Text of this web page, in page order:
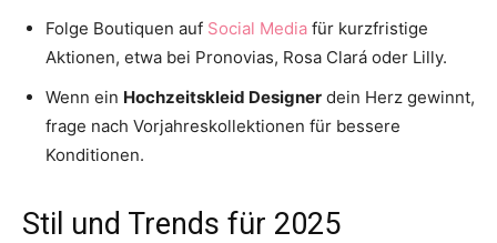
Folge Boutiquen auf Social Media für kurzfristige
Aktionen, etwa bei Pronovias, Rosa Clará oder Lilly.
Wenn ein Hochzeitskleid Designer dein Herz gewinnt,
frage nach Vorjahreskollektionen für bessere
Konditionen.
Stil und Trends für 2025